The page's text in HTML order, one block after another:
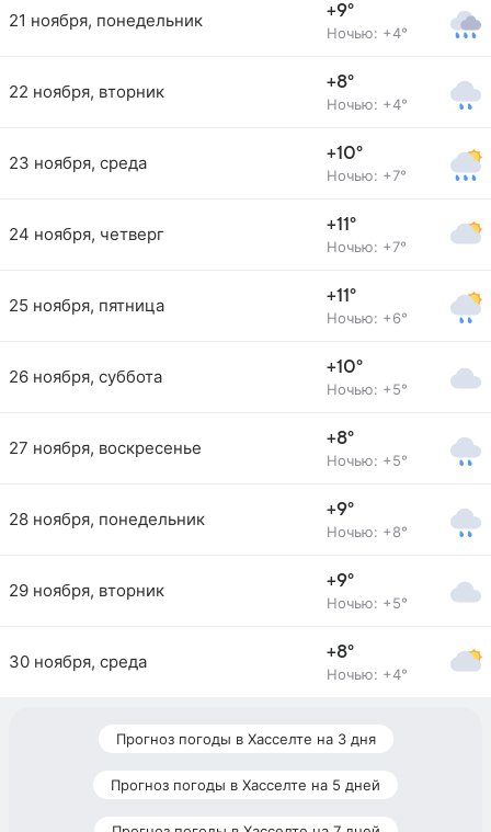
21 ноября, понедельник +9°
Ночью: +4°
22 ноября, вторник +8°
Ночью: +4°
23 ноября, среда +10°
Ночью: +7°
24 ноября, четверг +11°
Ночью: +7°
25 ноября, пятница +11°
Ночью: +6°
26 ноября, суббота +10°
Ночью: +5°
27 ноября, воскресенье +8°
Ночью: +5°
28 ноября, понедельник +9°
Ночью: +8°
29 ноября, вторник +9°
Ночью: +5°
30 ноября, среда +8°
Ночью: +4°
Прогноз погоды в Хасселте на 3 дня
Прогноз погоды в Хасселте на 5 дней